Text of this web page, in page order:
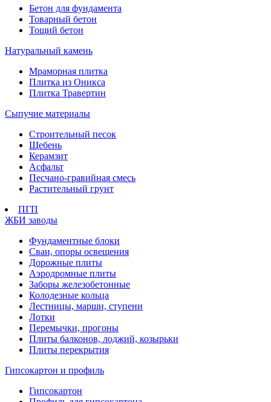
Бетон для фундамента
Товарный бетон
Тощий бетон
Натуральный камень
Мраморная плитка
Плитка из Оникса
Плитка Травертин
Сыпучие материалы
Строительный песок
Щебень
Керамзит
Асфальт
Песчано-гравийная смесь
Растительный грунт
ПГП
ЖБИ заводы
Фундаментные блоки
Сваи, опоры освещения
Дорожные плиты
Аэродромные плиты
Заборы железобетонные
Колодезные кольца
Лестницы, марши, ступени
Лотки
Перемычки, прогоны
Плиты балконов, лоджий, козырьки
Плиты перекрытия
Гипсокартон и профиль
Гипсокартон